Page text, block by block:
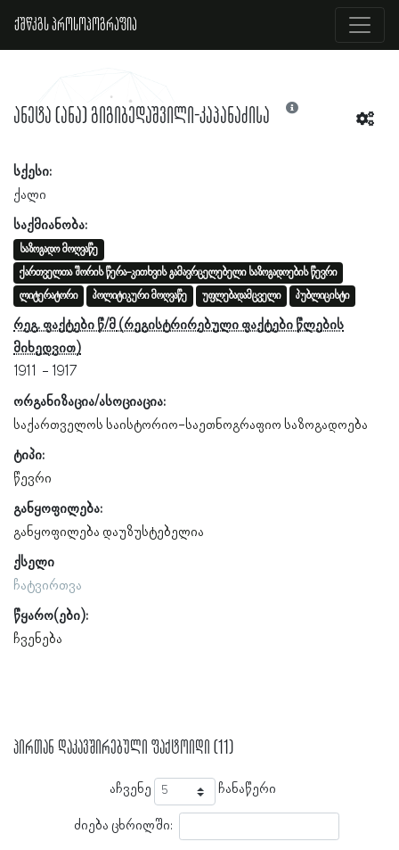
ქშწკგს პროსოპოგრაფია
ანეტა (ანა) გიგიბედაშვილი-კაპანაძისა
სქესი:
ქალი
საქმიანობა:
საზოგადო მოღვაწე
ქართველთა შორის წერა-კითხვის გამავრცელებელი საზოგადოების წევრი
ლიტერატორი
პოლიტიკური მოღვაწე უფლებადამცველი პუბლიცისტი
რეგ. ფაქტები წ/მ
1911
1917
ორგანიზაცია/ასოციაცია:
საქართველოს საისტორიო-საეთნოგრაფიო საზოგადოება
ტიპი:
წევრი
განყოფილება:
განყოფილება დაუზუსტებელია
ქსელი
ჩატვირთვა
წყარო(ები):
ჩვენება
პირთან დაკავშირებული ფაქტოიდი (11)
აჩვენე ჩანაწერი
ძიება ცხრილში: